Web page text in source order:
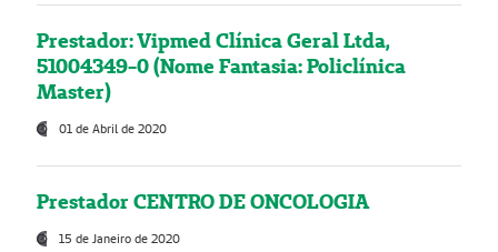
Prestador: Vipmed Clínica Geral Ltda,
51004349-0 (Nome Fantasia: Policlínica
Master)
01 de Abril de 2020
Prestador CENTRO DE ONCOLOGIA
15 de Janeiro de 2020